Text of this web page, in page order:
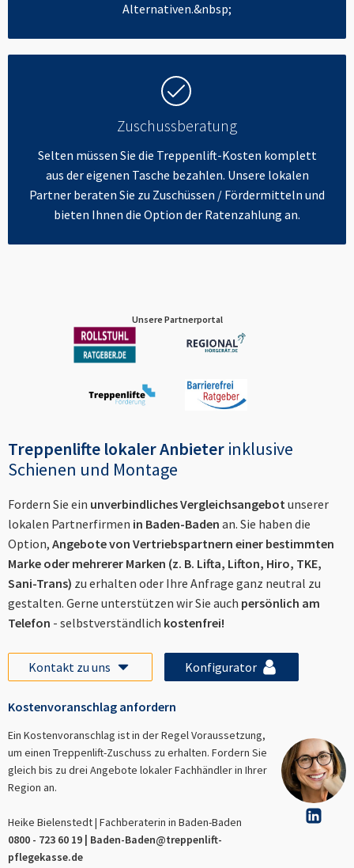
Alternativen.&nbsp;
Zuschussberatung
Selten müssen Sie die Treppenlift-Kosten komplett
aus der eigenen Tasche bezahlen. Unsere lokalen
Partner beraten Sie zu Zuschüssen / Fördermitteln und
bieten Ihnen die Option der Ratenzahlung an.
Unsere Partnerportal
Treppenlifte lokaler Anbieter inklusive
Schienen und Montage
Fordern Sie ein unverbindliches Vergleichsangebotunserer
lokalen Partnerfirmen in Baden-Baden an. Sie haben die
Option, Angebote von Vertriebspartnern einer bestimmten
Marke oder mehrerer Marken (z. B. Lifta, Lifton, Hiro, TKE,
Sani-Trans) zu erhalten oder Ihre Anfrage ganz neutral zu
gestalten. Gerne unterstützen wir Sie auch persönlich am
Telefon - selbstverständlich kostenfrei!
Kontakt zu uns Konfigurator
Kostenvoranschlag anfordern
Ein Kostenvoranschlag ist in der Regel Voraussetzung,
um einen Treppenlift-Zuschuss zu erhalten. Fordern Sie
gleich bis zu drei Angebote lokaler Fachhändler in Ihrer
Region an.
Heike Bielenstedt | Fachberaterin in Baden-Baden
0800 - 723 60 19 | Baden-Baden@treppenlift-
pflegekasse.de